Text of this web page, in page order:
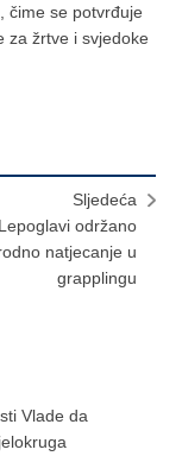
čime se potvrđuje
za žrtve i svjedoke
Sljedeća
održano
natjecanje u
grapplingu
Vlade da